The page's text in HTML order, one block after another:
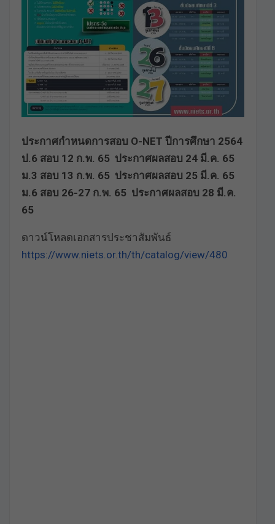
ประกาศกำหนดการสอบ O-NET ปีการศึกษา 2564
ป.6 สอบ 12 ก.พ. 65 ประกาศผลสอบ 24 มี.ค. 65
ม.3 สอบ 13 ก.พ. 65 ประกาศผลสอบ 25 มี.ค. 65
ม.6 สอบ 26-27 ก.พ. 65 ประกาศผลสอบ 28 มี.ค.
65
ดาวน์โหลดเอกสารประชาสัมพันธ์
https://www.niets.or.th/th/catalog/view/480